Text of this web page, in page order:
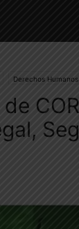
Derechos Humanos
Notas de Opinión